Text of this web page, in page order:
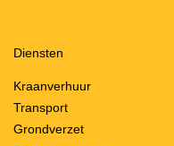
Diensten
Kraanverhuur
Transport
Grondverzet